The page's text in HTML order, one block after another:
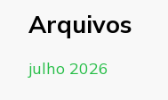
Arquivos
julho 2026